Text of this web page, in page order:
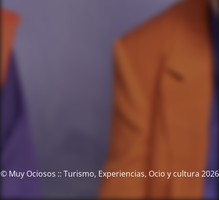
© Muy Ociosos :: Turismo, Experiencias, Ocio y cultura 2026